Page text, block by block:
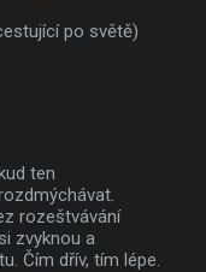
po světě)
ten
rozeštvávání
zvyknou a
Čím dřív, tím lépe.